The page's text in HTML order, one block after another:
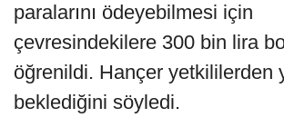
paralarını ödeyebilmesi için
çevresindekilere 300 bin lira
öğrenildi. Hançer yetkililerden
beklediğini söyledi.